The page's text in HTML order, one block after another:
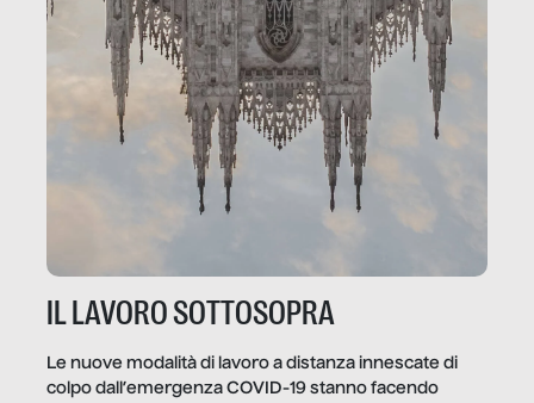
IL LAVORO SOTTOSOPRA
Le nuove modalità di lavoro a distanza innescate di
colpo dall’emergenza COVID-19 stanno facendo